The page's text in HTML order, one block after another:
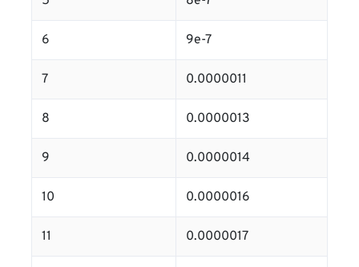
6 9e-7
7 0.0000011
8 0.0000013
9 0.0000014
10 0.0000016
11 0.0000017